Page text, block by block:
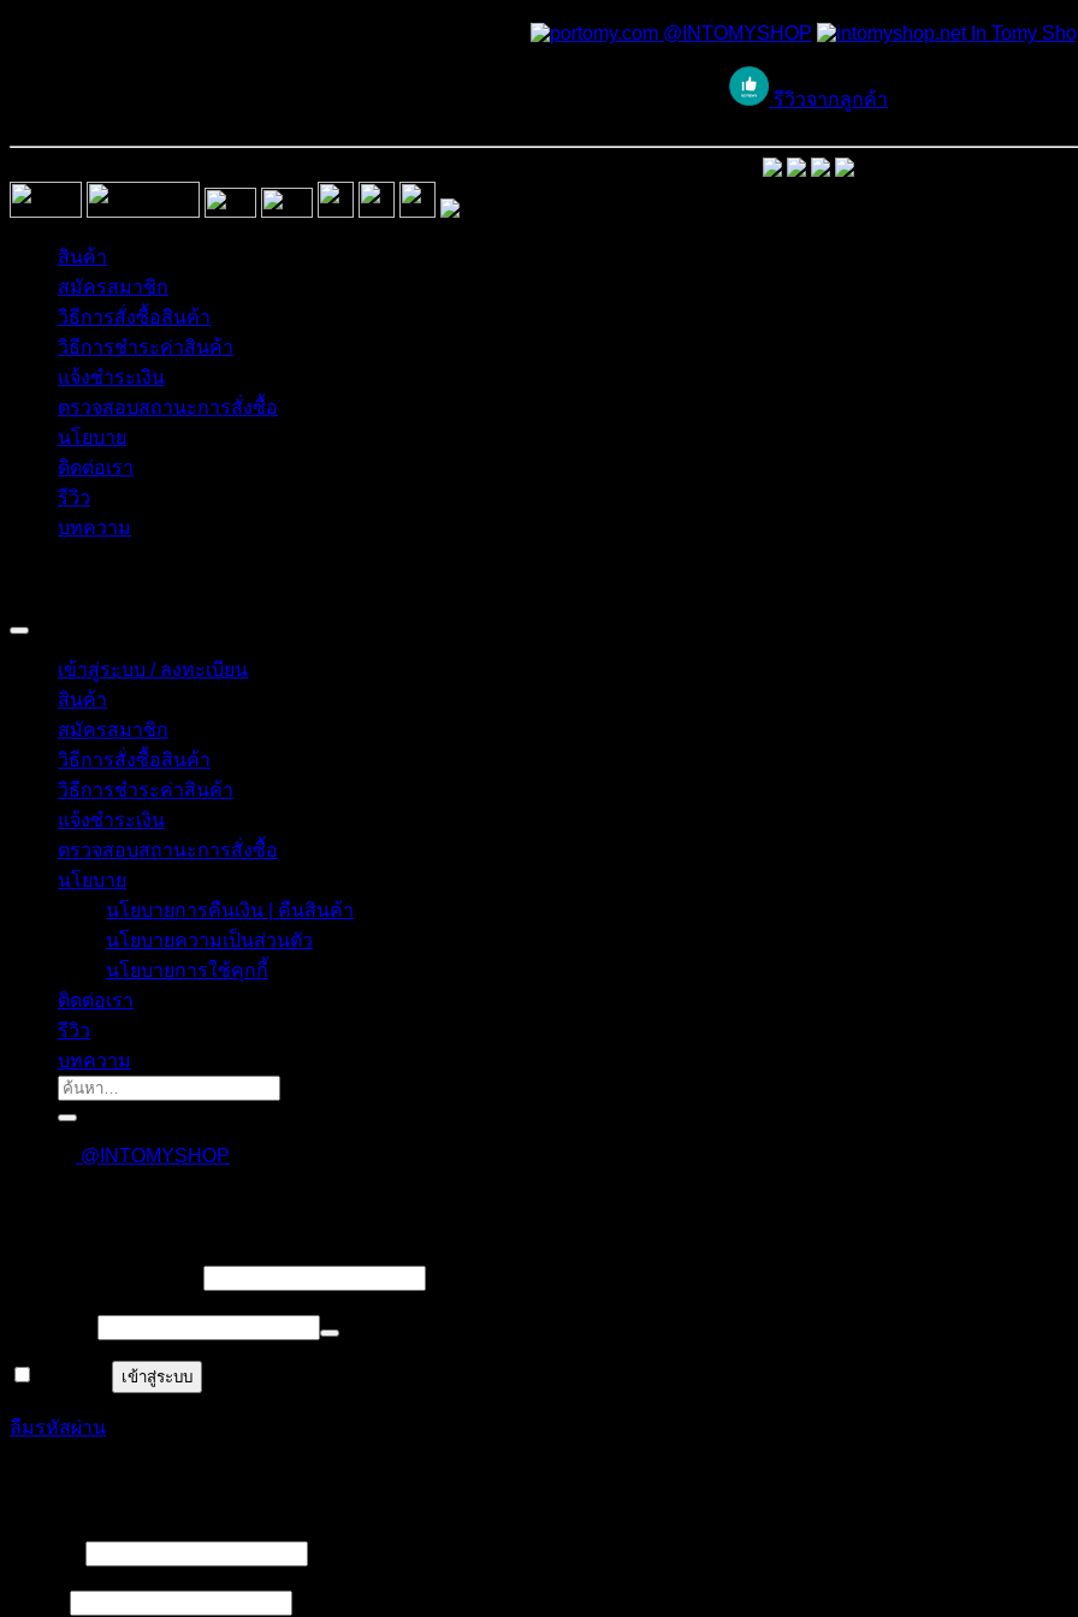
@INTOMYSHOP In Tomy
รีวิวจากลูกค้า
สินค้า
สมัครสมาชิก
วิธีการสั่งซื้อสินค้า
วิธีการชำระค่าสินค้า
แจ้งชำระเงิน
ตรวจสอบสถานะการสั่งซื้อ
นโยบาย
ติดต่อเรา
รีวิว
บทความ
เข้าสู่ระบบ / ลงทะเบียน
สินค้า
สมัครสมาชิก
วิธีการสั่งซื้อสินค้า
วิธีการชำระค่าสินค้า
แจ้งชำระเงิน
ตรวจสอบสถานะการสั่งซื้อ
นโยบาย
นโยบายการคืนเงิน | คืนสินค้า
นโยบายความเป็นส่วนตัว
นโยบายการใช้คุกกี้
ติดต่อเรา
รีวิว
บทความ
ค้นหา:
@INTOMYSHOP
เข้าสู่ระบบ
ลืมรหัสผ่าน